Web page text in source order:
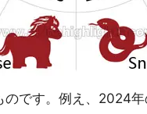
です。例え、2024